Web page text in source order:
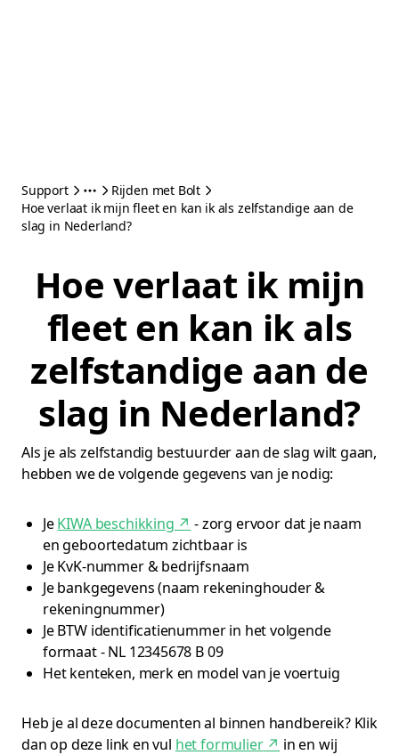
Support
Rijden met Bolt
Hoe verlaat ik mijn fleet en kan ik als zelfstandige aan de
slag in Nederland?
Hoe verlaat ik mijn
fleet en kan ik als
zelfstandige aan de
slag in Nederland?
Als je als zelfstandig bestuurder aan de slag wilt gaan,
hebben we de volgende gegevens van je nodig:
JeKIWA beschikking ↗ - zorg ervoor dat je naam
en geboortedatum zichtbaar is
Je KvK-nummer & bedrijfsnaam
Je bankgegevens (naam rekeninghouder &
rekeningnummer)
Je BTW identificatienummer in het volgende
formaat - NL 12345678 B 09
Het kenteken, merk en model van je voertuig
Heb je al deze documenten al binnen handbereik? Klik
dan op deze link en vul het formulier↗ in en wij